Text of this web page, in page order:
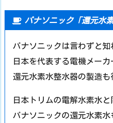
パナソニック「還元水
パナソニックは言わずと知
日本を代表する電機メーカ
還元水素水整水器の製造も
日本トリムの電解水素水と
パナソニックの還元水素水